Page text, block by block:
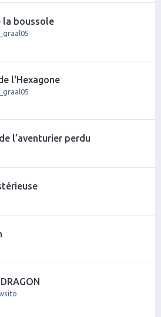
la boussole
l'Hexagone
l’aventurier perdu